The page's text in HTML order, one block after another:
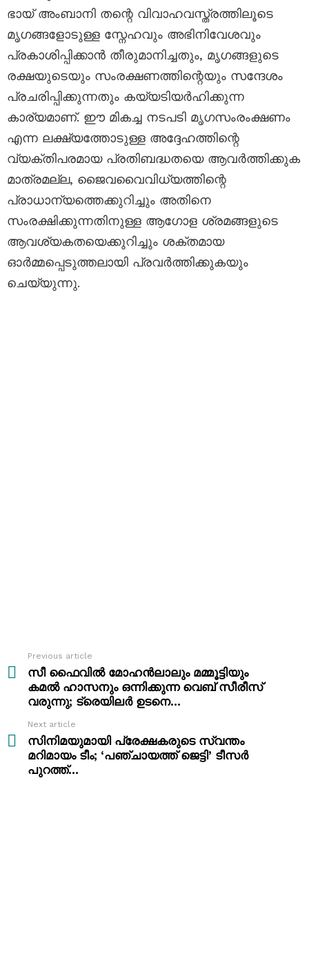
ഭായ് അംബാനി തന്റെ വിവാഹവസ്ത്രത്തിലൂടെ
മൃഗങ്ങളോടുള്ള സ്നേഹവും അഭിനിവേശവും
പ്രകാശിപ്പിക്കാൻ തീരുമാനിച്ചതും, മൃഗങ്ങളുടെ
രക്ഷയുടെയും സംരക്ഷണത്തിന്റെയും സന്ദേശം
പ്രചരിപ്പിക്കുന്നതും കയ്യടിയർഹിക്കുന്ന
കാര്യമാണ്. ഈ മികച്ച നടപടി മൃഗസംരംക്ഷണം
എന്ന ലക്ഷ്യത്തോടുള്ള അദ്ദേഹത്തിന്റെ
വ്യക്തിപരമായ പ്രതിബദ്ധതയെ ആവർത്തിക്കുക
മാത്രമല്ല, ജൈവവൈവിധ്യത്തിന്റെ
പ്രാധാന്യത്തെക്കുറിച്ചും അതിനെ
സംരക്ഷിക്കുന്നതിനുള്ള ആഗോള ശ്രമങ്ങളുടെ
ആവശ്യകതയെക്കുറിച്ചും ശക്തമായ
ഓർമ്മപ്പെടുത്തലായി പ്രവർത്തിക്കുകയും
ചെയ്യുന്നു.
more
Previous article
സീ ഫൈവിൽ മോഹൻലാലും മമ്മൂട്ടിയും
കമൽ ഹാസനും ഒന്നിക്കുന്ന വെബ് സീരീസ്
വരുന്നു; ട്രെയിലർ ഉടനെ…
Next article
സിനിമയുമായി പ്രേക്ഷകരുടെ സ്വന്തം
മറിമായം ടീം; ‘പഞ്ചായത്ത് ജെട്ടി’ ടീസർ
പുറത്ത്…